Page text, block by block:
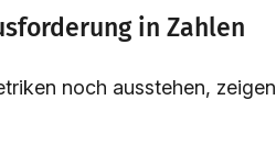
in Zahlen
noch ausstehen,